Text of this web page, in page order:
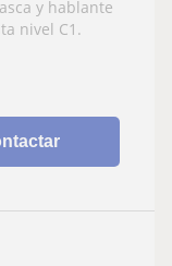
y hablante
nivel C1.